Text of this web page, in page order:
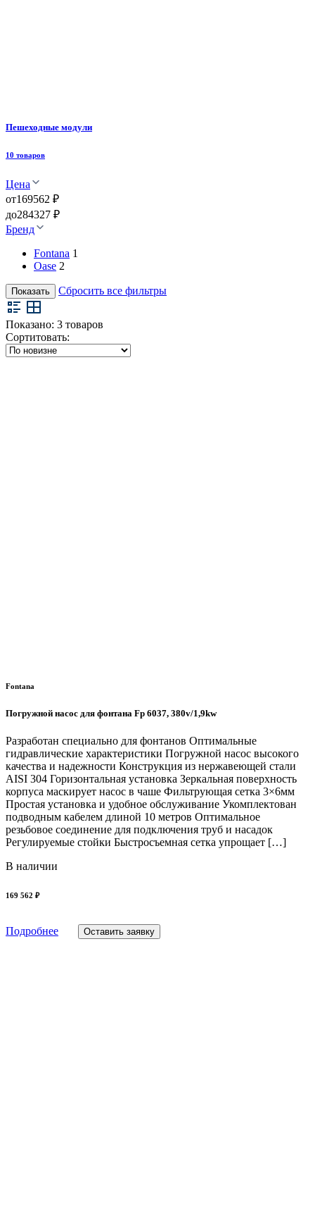
Пешеходные модули
10 товаров
Цена
от169562 ₽
до284327 ₽
Бренд
Fontana 1
Oase 2
Показать Сбросить все фильтры
Показано: 3 товаров
Сортитовать:
Fontana
Погружной насос для фонтана Fp 6037, 380v/1,9kw
Разработан специально для фонтанов Оптимальные
гидравлические характеристики Погружной насос высокого
качества и надежности Конструкция из нержавеющей стали
AISI 304 Горизонтальная установка Зеркальная поверхность
корпуса маскирует насос в чаше Фильтрующая сетка 3×6мм
Простая установка и удобное обслуживание Укомплектован
подводным кабелем длиной 10 метров Оптимальное
резьбовое соединение для подключения труб и насадок
Регулируемые стойки Быстросъемная сетка упрощает […]
В наличии
169 562 ₽
Подробнее Оставить заявку